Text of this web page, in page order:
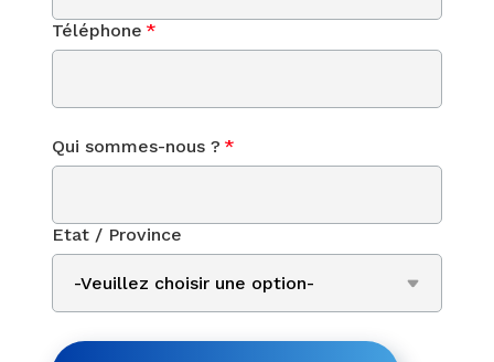
Téléphone *
Qui sommes-nous ? *
Etat / Province